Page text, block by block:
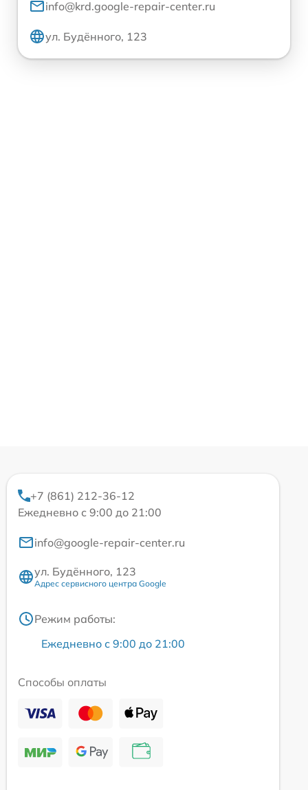
info@krd.google-repair-center.ru
ул. Будённого, 123
+7 (861) 212-36-12
Ежедневно с 9:00 до 21:00
info@google-repair-center.ru
ул. Будённого, 123
Адрес сервисного центра Google
Режим работы:
Ежедневно с 9:00 до 21:00
Способы оплаты